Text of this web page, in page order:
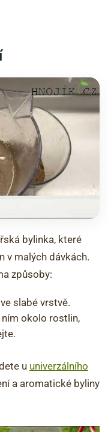
bylinka, které
v malých dávkách.
způsoby:
slabé vrstvě.
okolo rostlin,
u univerzálního
a aromatické byliny